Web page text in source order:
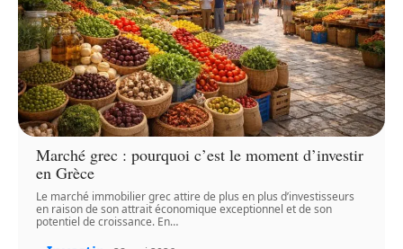
Marché grec : pourquoi c’est le moment d’investir
en Grèce
Le marché immobilier grec attire de plus en plus d’investisseurs
en raison de son attrait économique exceptionnel et de son
potentiel de croissance. En…